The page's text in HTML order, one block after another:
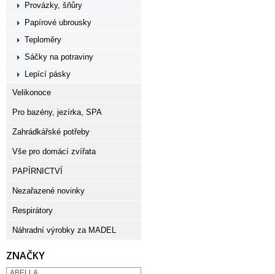
Provázky, šňůry
Papírové ubrousky
Teploměry
Sáčky na potraviny
Lepící pásky
Velikonoce
Pro bazény, jezírka, SPA
Zahrádkářské potřeby
Vše pro domácí zvířata
PAPÍRNICTVÍ
Nezařazené novinky
Respirátory
Náhradní výrobky za MADEL
ZNAČKY